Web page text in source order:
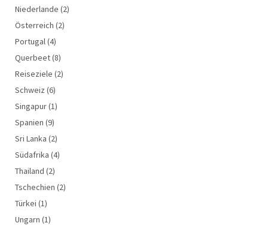
Niederlande (2)
Österreich (2)
Portugal(4)
Querbeet(8)
Reiseziele (2)
Schweiz (6)
Singapur(1)
Spanien (9)
Sri Lanka (2)
Südafrika (4)
Thailand (2)
Tschechien (2)
Türkei (1)
Ungarn (1)